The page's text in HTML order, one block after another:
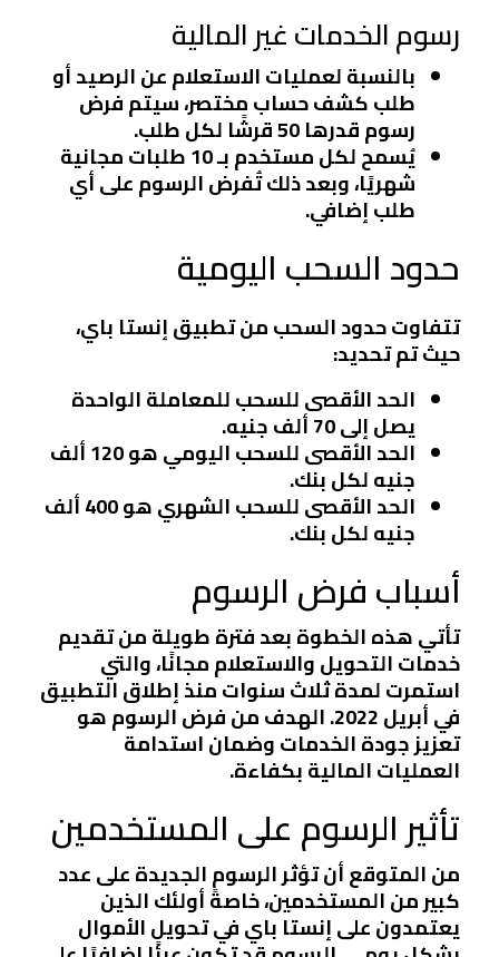
رسوم الخدمات غير المالية
بالنسبة لعمليات الاستعلام عن الرصيد أو
طلب كشف حساب مختصر، سيتم فرض
رسوم قدرها 50 قرشًا لكل طلب.
يُسمح لكل مستخدم بـ 10 طلبات مجانية
شهريًا، وبعد ذلك تُفرض الرسوم على أي
طلب إضافي.
حدود السحب اليومية
تتفاوت حدود السحب من تطبيق إنستا باي،
حيث تم تحديد:
الحد الأقصى للسحب للمعاملة الواحدة
يصل إلى 70 ألف جنيه.
الحد الأقصى للسحب اليومي هو 120 ألف
جنيه لكل بنك.
الحد الأقصى للسحب الشهري هو 400 ألف
جنيه لكل بنك.
أسباب فرض الرسوم
تأتي هذه الخطوة بعد فترة طويلة من تقديم
خدمات التحويل والاستعلام مجانًا، والتي
استمرت لمدة ثلاث سنوات منذ إطلاق التطبيق
في أبريل 2022. الهدف من فرض الرسوم هو
تعزيز جودة الخدمات وضمان استدامة
العمليات المالية بكفاءة.
تأثير الرسوم على المستخدمين
من المتوقع أن تؤثر الرسوم الجديدة على عدد
كبير من المستخدمين، خاصةً أولئك الذين
يعتمدون على إنستا باي في تحويل الأموال